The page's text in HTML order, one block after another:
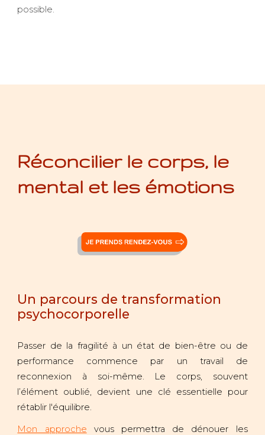
possible.
Réconcilier le corps, le
mental et les émotions
Un parcours de transformation
psychocorporelle
Passer de la fragilité à un état de bien-être ou de
performance commence par un travail de
reconnexion à soi-même. Le corps, souvent
l’élément oublié, devient une clé essentielle pour
rétablir l'équilibre.
Mon approche vous permettra de dénouer les